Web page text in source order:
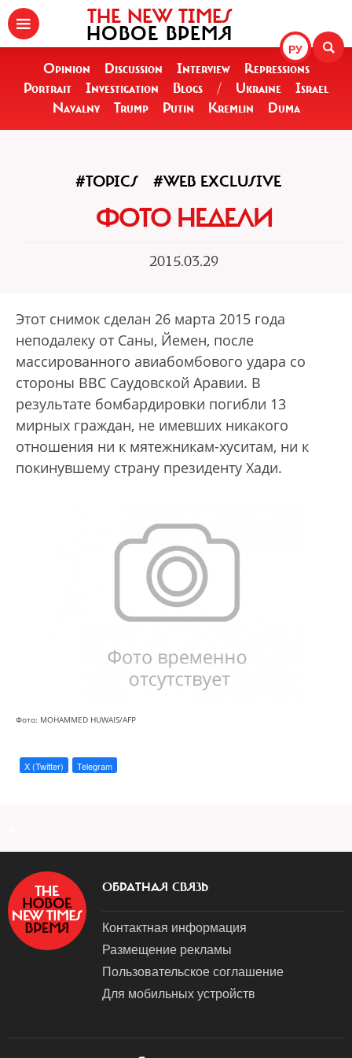
РУ
THE NEW TIMES
НОВОЕ ВРЕМЯ
Opinion Discussion Interview
Repressions
Portrait
Investigation Blogs / Ukraine
Israel
Navalny
Trump Putin Kremlin Duma
#TOPICS #WEB EXCLUSIVE
ФОТО НЕДЕЛИ
2015.03.29
Этот снимок сделан 26 марта 2015 года
неподалеку от Саны, Йемен, после
массированного авиабомбового удара со
стороны ВВС Саудовской Аравии. В
результате бомбардировки погибли 13
мирных граждан, не имевших никакого
отношения ни к мятежникам-хуситам, ни к
покинувшему страну президенту Хади.
Фото: MOHAMMED HUWAIS/AFP
X (Twitter) Telegram
ОБРАТНАЯ СВЯЗЬ
Контактная информация
Размещение рекламы
Пользовательское соглашение
Для мобильных устройств